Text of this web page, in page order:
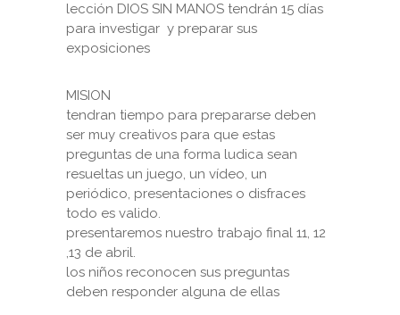
lección DIOS SIN MANOS tendrán 15 días
para investigar y preparar sus
exposiciones
MISION
tendran tiempo para prepararse deben
ser muy creativos para que estas
preguntas de una forma ludica sean
resueltas un juego, un vídeo, un
periódico, presentaciones o disfraces
todo es valido.
presentaremos nuestro trabajo final 11, 12
,13 de abril.
los niños reconocen sus preguntas
deben responder alguna de ellas